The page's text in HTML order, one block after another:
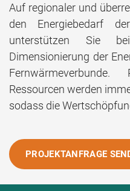
Auf regionaler und
den Energiebedarf
unterstützen Sie
Dimensionierung der
Ressourcen werden
sodass die
PROJEKTANFRAGE